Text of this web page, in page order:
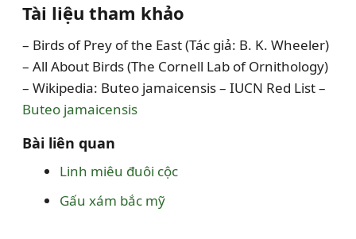
Tài liệu tham khảo
– Birds of Prey of the East (Tác giả: B. K. Wheeler)
– All About Birds (The Cornell Lab of Ornithology)
– Wikipedia: Buteo jamaicensis – IUCN Red List –
Buteo jamaicensis
Bài liên quan
Linh miêu đuôi cộc
Gấu xám bắc mỹ